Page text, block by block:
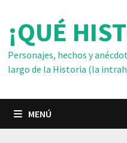
contenido
¡QUÉ
Personajes, hechos y
largo de la Historia (la
MENÚ